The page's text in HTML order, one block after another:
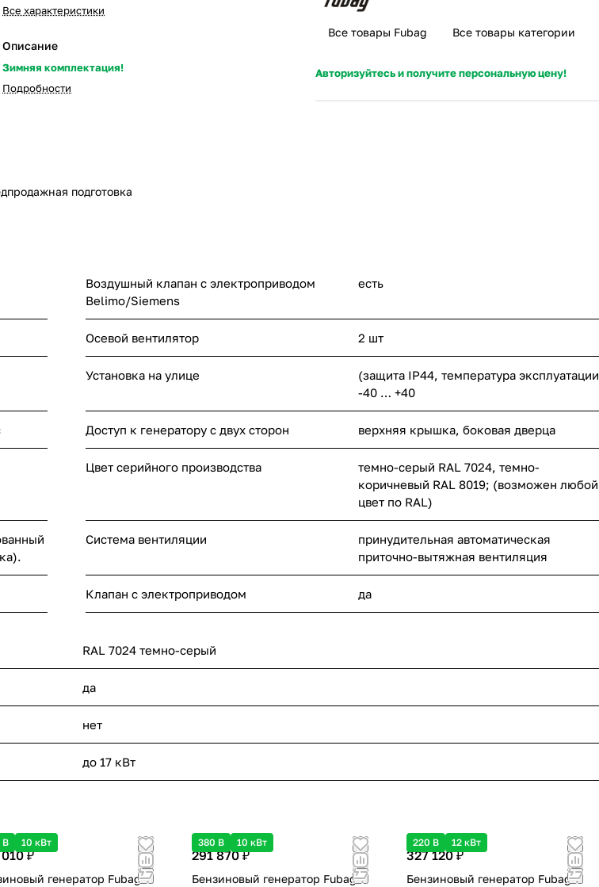
Все характеристики
Описание
Зимняя комплектация!
Подробности
Все товары Fubag Все товары категории
Авторизуйтесь и получите персональную цену!
подготовка
Воздушный клапан с электроприводом
Belimo/Siemens
есть
Осевой вентилятор 2 шт
Установка на улице
(защита IP44, температура эксплуатации
-40 … +40
Доступ к генератору с двух сторон верхняя крышка, боковая дверца
Цвет серийного производства
темно-серый RAL 7024, темно-
коричневый RAL 8019; (возможен любой
цвет по RAL)
Система вентиляции
принудительная автоматическая
приточно-вытяжная вентиляция
Клапан с электроприводом да
RAL 7024 темно-серый
да
нет
до 17 кВт
В 10 кВт
₽
генератор Fubag
380 В 10 кВт
291 870 ₽
Бензиновый генератор Fubag
220 В 12 кВт
327 120 ₽
Бензиновый генератор Fubag